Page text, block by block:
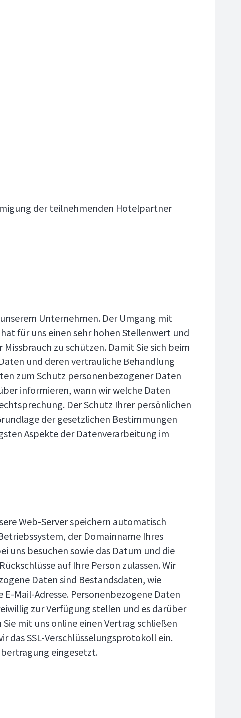
der teilnehmenden Hotelpartner
Unternehmen. Der Umgang mit
für uns einen sehr hohen Stellenwert und
zu schützen. Damit Sie sich beim
und deren vertrauliche Behandlung
zum Schutz personenbezogener Daten
informieren, wann wir welche Daten
Der Schutz Ihrer persönlichen
der gesetzlichen Bestimmungen
Aspekte der Datenverarbeitung im
Web-Server speichern automatisch
der Domainname Ihres
uns besuchen sowie das Datum und die
auf Ihre Person zulassen. Wir
Daten sind Bestandsdaten, wie
Mail-Adresse. Personenbezogene Daten
zur Verfügung stellen und es darüber
mit uns online einen Vertrag schließen
das SSL-Verschlüsselungsprotokoll ein.
eingesetzt.